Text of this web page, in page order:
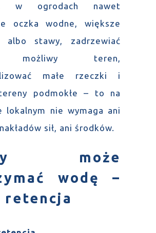
w ogrodach nawet
oczka wodne, większe
albo stawy, zadrzewiać
możliwy teren,
małe rzeczki i
podmokłe – to na
lokalnym nie wymaga ani
sił, ani środków.
może
wodę –
retencja